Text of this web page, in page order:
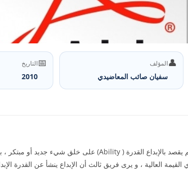
👤المؤلف
سفيان صائب المعاضيدي
📅التاريخ
2010
العالية ، و يرى فريق ثالث أن الإبداع ينشأ عن القدرة